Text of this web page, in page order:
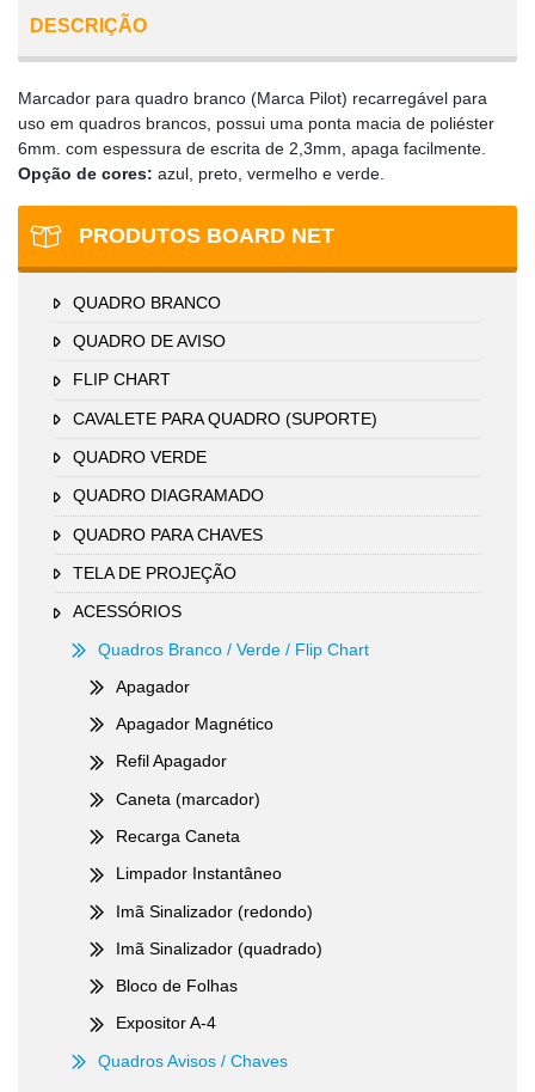
PRODUTOS BOARD NET
QUADRO BRANCO
QUADRO DE AVISO
FLIP CHART
CAVALETE PARA QUADRO (SUPORTE)
QUADRO VERDE
QUADRO DIAGRAMADO
QUADRO PARA CHAVES
TELA DE PROJEÇÃO
ACESSÓRIOS
Quadros Branco / Verde / Flip Chart
Apagador
Apagador Magnético
Refil Apagador
Caneta (marcador)
Recarga Caneta
Limpador Instantâneo
Imã Sinalizador (redondo)
Imã Sinalizador (quadrado)
Bloco de Folhas
Expositor A-4
Quadros Avisos / Chaves
DESCRIÇÃO
Marcador para quadro branco (Marca Pilot) recarregável para
uso em quadros brancos, possui uma ponta macia de poliéster
6mm. com espessura de escrita de 2,3mm, apaga facilmente.
Opção de cores: azul, preto, vermelho e verde.